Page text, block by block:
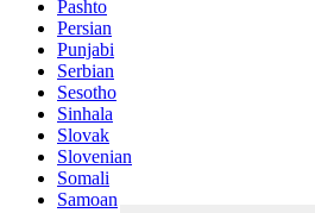
Pashto
Persian
Punjabi
Serbian
Sesotho
Sinhala
Slovak
Slovenian
Somali
Samoan